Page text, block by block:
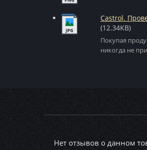
Castrol.
(12.34KB)
Покупая
никогда не
Нет отзывов о данном